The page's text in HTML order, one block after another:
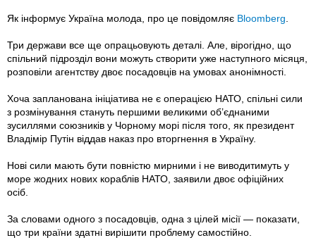
Як інформує Україна молода, про це повідомляє Bloomberg
Три держави все ще опрацьовують деталі. Але, вірогідно, що
спільний підрозділ вони можуть створити уже наступного місяця,
розповіли агентству двоє посадовців на умовах анонімності.
Хоча запланована ініціатива не є операцією НАТО, спільні сили
з розмінування стануть першими великими об’єднаними
зусиллями союзників у Чорному морі після того, як президент
Владімір Путін віддав наказ про вторгнення в Україну.
Нові сили мають бути повністю мирними і не виводитимуть у
море жодних нових кораблів НАТО, заявили двоє офіційних
осіб.
За словами одного з посадовців, одна з цілей місії — показати,
що три країни здатні вирішити проблему самостійно.